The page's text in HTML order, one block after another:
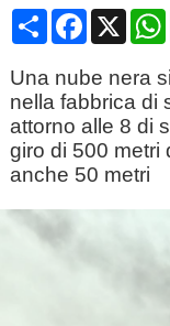
CondividiFacebook
X
Una nube nera
nella fabbrica di
attorno alle 8 di
giro di 500 metri
anche 50 metri